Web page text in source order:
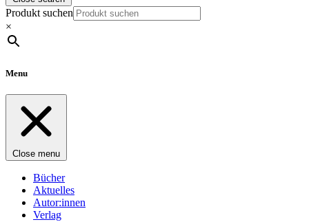
Produkt suchen
×
Menu
Close menu
Bücher
Aktuelles
Autor:innen
Verlag